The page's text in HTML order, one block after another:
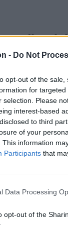
- Do Not
opt-out of the
for
selection. Please
interest-based
to third
of your
This information
Participants that
Data Processing
opt-out of the
to hero
lett Klaus